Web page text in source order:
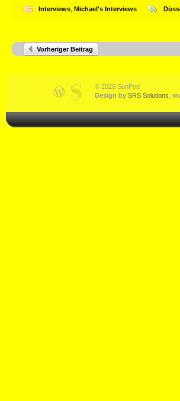
Interviews Michael's Interviews
Vorheriger Beitrag
© 2026 SunPod
Design by SRS Solutions